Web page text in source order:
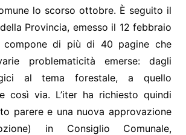
lo scorso ottobre. È seguito il
Provincia, emesso il 12 febbraio
compone di più di 40 pagine che
problematicità emerse: dagli
al tema forestale, a quello
così via. L’iter ha richiesto quindi
parere e una nuova approvazione
in Consiglio Comunale,